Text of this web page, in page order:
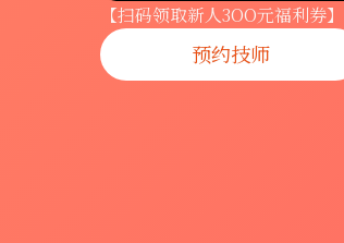
【扫码领取新人3OO元福利券】
预约技师